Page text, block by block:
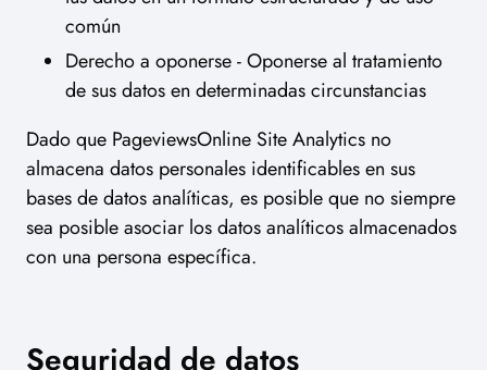
común
Derecho a oponerse - Oponerse al tratamiento
de sus datos en determinadas circunstancias
Dado que PageviewsOnline Site Analytics no
almacena datos personales identificables en sus
bases de datos analíticas, es posible que no siempre
sea posible asociar los datos analíticos almacenados
con una persona específica.
Seguridad de datos